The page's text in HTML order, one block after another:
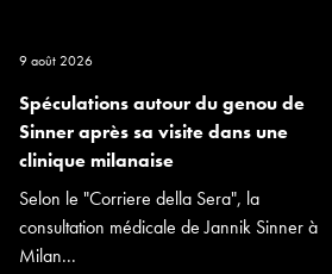
9 août 2026
Spéculations autour du genou de
Sinner après sa visite dans une
clinique milanaise
Selon le "Corriere della Sera", la
consultation médicale de Jannik Sinner à
Milan...